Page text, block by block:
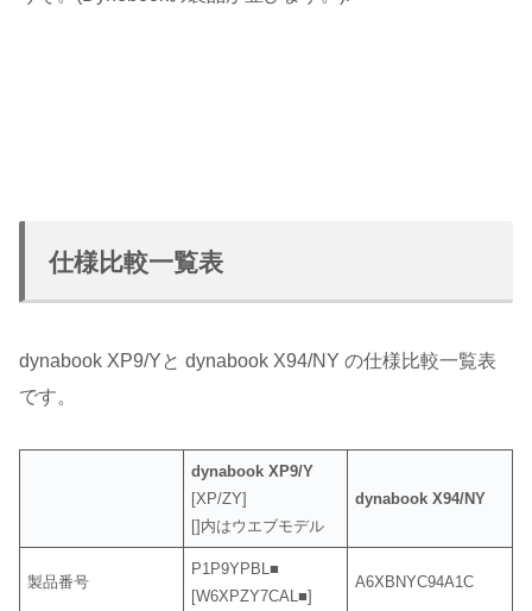
仕様比較一覧表
dynabook XP9/Yと dynabook X94/NY の仕様比較一覧表
です。
dynabook XP9/Y
[XP/ZY]
[]内はウエブモデル
dynabookX94/NY
製品番号
P1P9YPBL■
[W6XPZY7CAL■]
A6XBNYC94A1C